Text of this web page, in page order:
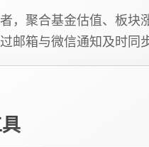
，聚合基金估值、板块
邮箱与微信通知及时同